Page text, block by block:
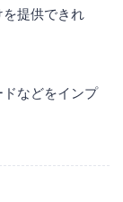
を提供できれ
などをインプ